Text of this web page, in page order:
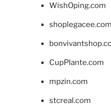
WishOping.com
shoplegacee.com
CupPlante.com
mpzin.com
stcreal.com